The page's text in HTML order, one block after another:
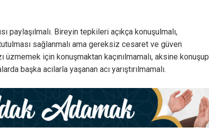
paylaşılmalı. Bireyin tepkileri açıkça konuşulmalı,
tutulması sağlanmalı ama gereksiz cesaret ve güven
üzmemek için konuşmaktan kaçınılmamalı, aksine konuşup
başka acılarla yaşanan acı yarıştırılmamalı.